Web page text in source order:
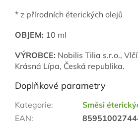
* z přírodních éterických olejů
OBJEM: 10 ml
VÝROBCE: Nobilis Tilia s.r.o.,
Krásná Lípa, Česká republika.
Doplňkové parametry
Kategorie:
Směsi
EAN: